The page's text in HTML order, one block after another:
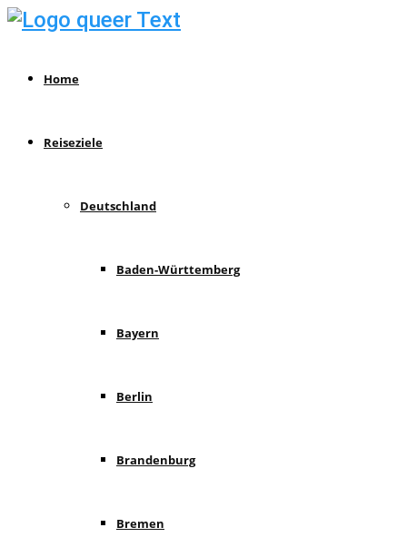
Home
Reiseziele
Deutschland
Baden-Württemberg
Bayern
Berlin
Brandenburg
Bremen